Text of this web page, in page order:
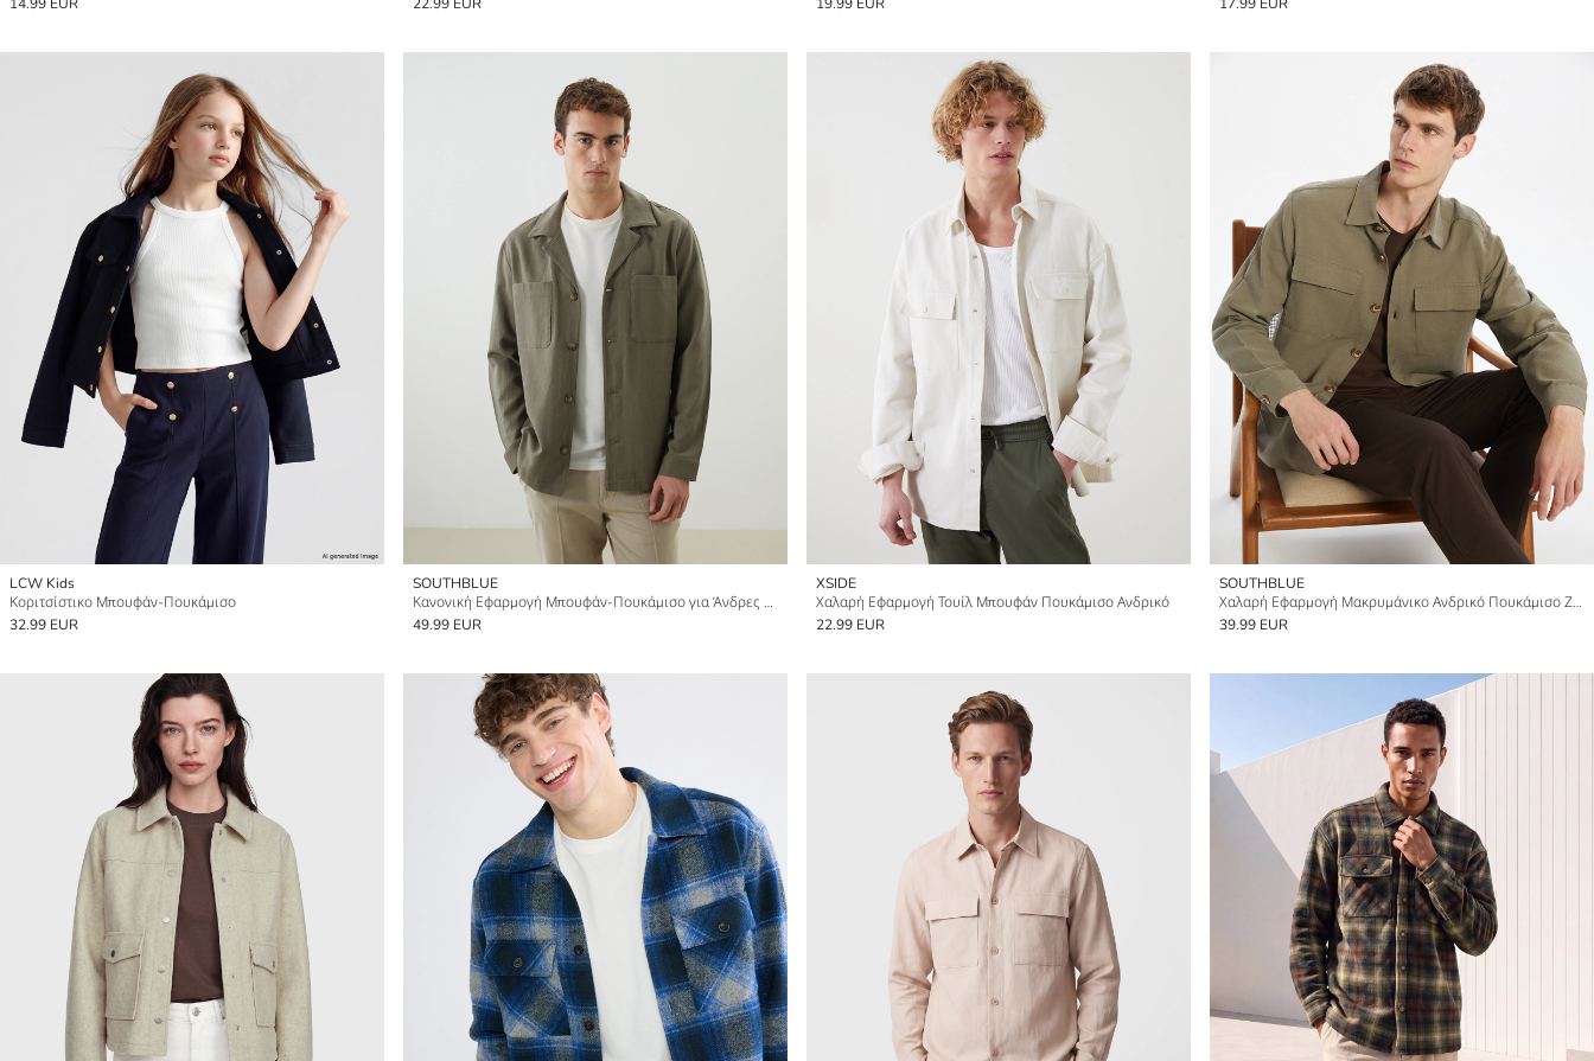
LCW Kids
Κοριτσίστικο Μπουφάν-Πουκάμισο
32.99 EUR
SOUTHBLUE
Κανονική Εφαρμογή Μπουφάν-Πουκάμισο για Άνδρες με Μακριά Μανίκια
49.99 EUR
XSIDE
Χαλαρή Εφαρμογή Τουίλ Μπουφάν Πουκάμισο Ανδρικό
22.99 EUR
SOUTHBLUE
Χαλαρή Εφαρμογή Μακρυμάνικο Ανδρικό Πουκάμισο Ζακέτα
39.99 EUR